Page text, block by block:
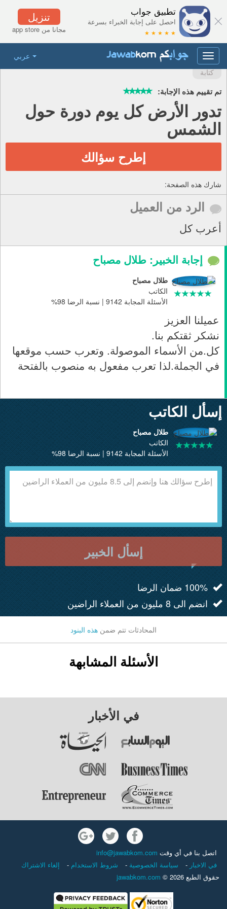
تنزيل
مجانا من app store
تطبيق جواب
احصل على إجابة الخبراء بسرعة
★ ★ ★ ★ ★
عربي
Toggle
navigation
كتابة
تم تقييم هذه الإجابة:
تدور الأرض كل يوم دورة حول
الشمس
إطرح سؤالك
شارك هذه الصفحة:
الرد من العميل
أعرب كل
إجابة الخبير: طلال مصباح
طلال مصباح
الكاتب
الأسئلة المجابة 9142 | نسبة الرضا 98%
عميلنا العزيز
نشكر ثقتكم بنا.
كل.من الأسماء الموصولة. وتعرب حسب موقعها
في الجملة.لذا تعرب مفعول به منصوب بالفتحة
إسأل الكاتب
طلال مصباح
الكاتب
الأسئلة المجابة 9142 | نسبة الرضا 98%
إسأل الخبير
100% ضمان الرضا
انضم الى 8 مليون من العملاء الراضين
المحادثات تتم ضمن هذه البنود
الأسئلة المشابهة
في الأخبار
اتصل بنا في أي وقت info@jawabkom.com
في الاخبار - سياسة الخصوصية - شروط الاستخدام -
إلغاء الاشتراك
حقوق الطبع 2026 ©
jawabkom.com